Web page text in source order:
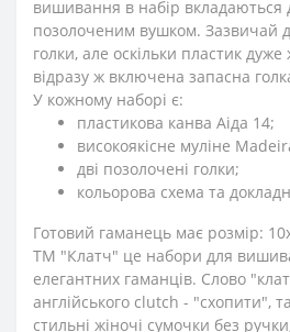
вишивання в набір вкладаються
позолоченим вушком. Зазвичай
голки, але оскільки пластик
відразу ж включена запасна
У кожному наборі є:
пластикова канва Аіда 14;
високоякісне муліне
дві позолочені голки;
кольорова схема та
Готовий гаманець має розмір:
ТМ "Клатч" це набори для
елегантних гаманців. Слово
англійського clutch - "схопити",
стильні жіночі сумочки без